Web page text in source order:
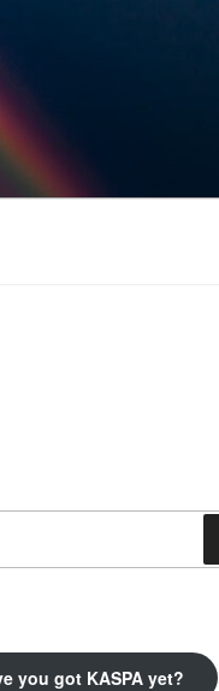
you got KASPA yet?